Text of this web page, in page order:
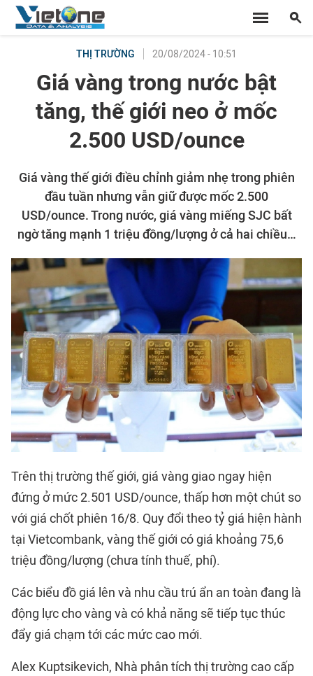
THỊ TRƯỜNG 20/08/2024 - 10:51
Giá vàng trong nước bật
tăng, thế giới neo ở mốc
2.500 USD/ounce
Giá vàng thế giới điều chỉnh giảm nhẹ trong phiên
đầu tuần nhưng vẫn giữ được mốc 2.500
USD/ounce. Trong nước, giá vàng miếng SJC bất
ngờ tăng mạnh 1 triệu đồng/lượng ở cả hai chiều…
Trên thị trường thế giới, giá vàng giao ngay hiện
đứng ở mức 2.501 USD/ounce, thấp hơn một chút so
với giá chốt phiên 16/8. Quy đổi theo tỷ giá hiện hành
tại Vietcombank, vàng thế giới có giá khoảng 75,6
triệu đồng/lượng (chưa tính thuế, phí).
Các biểu đồ giá lên và nhu cầu trú ẩn an toàn đang là
động lực cho vàng và có khả năng sẽ tiếp tục thúc
đẩy giá chạm tới các mức cao mới.
Alex Kuptsikevich, Nhà phân tích thị trường cao cấp